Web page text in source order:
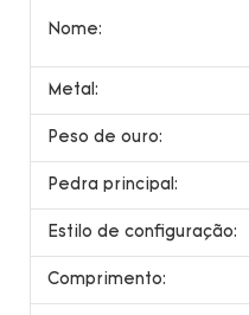
Nome:
Metal:
Peso de ouro:
Pedra principal:
Estilo de configuração:
Comprimento: